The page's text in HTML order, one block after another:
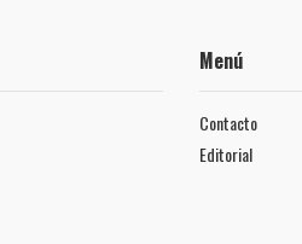
Menú
Contacto
Editorial